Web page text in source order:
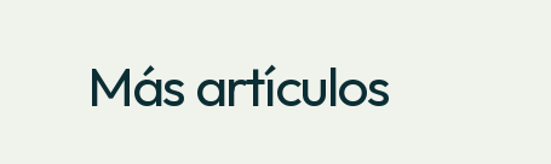
Más artículos